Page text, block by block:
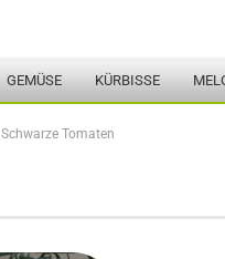
GEMÜSE KÜRBISSE
Schwarze Tomaten